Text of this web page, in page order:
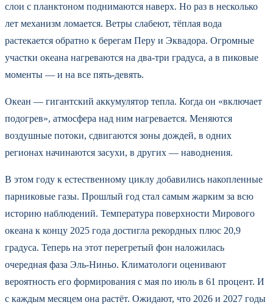
слои с планктоном поднимаются наверх. Но раз в несколько
лет механизм ломается. Ветры слабеют, тёплая вода
растекается обратно к берегам Перу и Эквадора. Огромные
участки океана нагреваются на два-три градуса, а в пиковые
моменты — и на все пять-девять.
Океан — гигантский аккумулятор тепла. Когда он «включает
подогрев», атмосфера над ним нагревается. Меняются
воздушные потоки, сдвигаются зоны дождей, в одних
регионах начинаются засухи, в других — наводнения.
В этом году к естественному циклу добавились накопленные
парниковые газы. Прошлый год стал самым жарким за всю
историю наблюдений. Температура поверхности Мирового
океана к концу 2025 года достигла рекордных плюс 20,9
градуса. Теперь на этот перегретый фон наложилась
очередная фаза Эль-Ниньо. Климатологи оценивают
вероятность его формирования с мая по июль в 61 процент. И
с каждым месяцем она растёт. Ожидают, что 2026 и 2027 годы